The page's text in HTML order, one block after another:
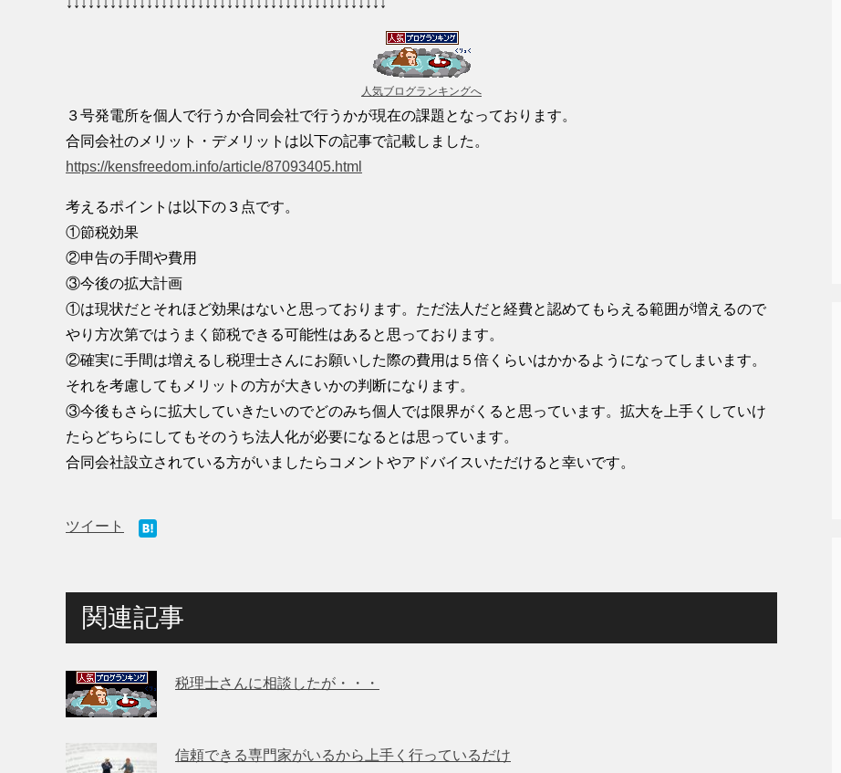
↓↓↓↓↓↓↓↓↓↓↓↓↓↓↓↓↓↓↓↓↓↓↓↓↓↓↓↓↓↓↓↓↓↓↓↓↓↓↓↓↓↓↓↓
人気ブログランキングへ
３号発電所を個人で行うか合同会社で行うかが現在の課題となっております。
合同会社のメリット・デメリットは以下の記事で記載しました。
https://kensfreedom.info/article/87093405.html
考えるポイントは以下の３点です。
①節税効果
②申告の手間や費用
③今後の拡大計画
①は現状だとそれほど効果はないと思っております。ただ法人だと経費と認めてもらえる範囲が増えるので
やり方次第ではうまく節税できる可能性はあると思っております。
②確実に手間は増えるし税理士さんにお願いした際の費用は５倍くらいはかかるようになってしまいます。
それを考慮してもメリットの方が大きいかの判断になります。
③今後もさらに拡大していきたいのでどのみち個人では限界がくると思っています。拡大を上手くしていけ
たらどちらにしてもそのうち法人化が必要になるとは思っています。
合同会社設立されている方がいましたらコメントやアドバイスいただけると幸いです。
ツイート
関連記事
税理士さんに相談したが・・・
信頼できる専門家がいるから上手く行っているだけ